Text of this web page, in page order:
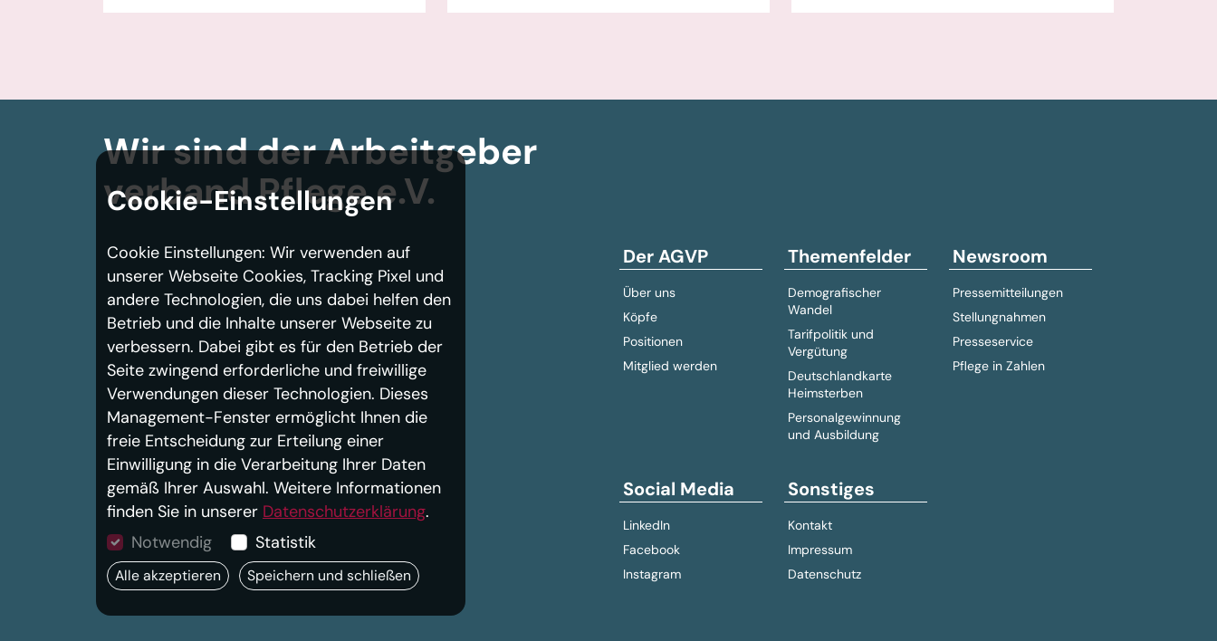
Wir sind der Arbeitgeber­
verbandPflege e.V.
Der AGVP
Über uns
Köpfe
Positionen
Mitglied werden
Themenfelder
Demografischer
Wandel
Tarifpolitik und
Vergütung
Deutschlandkarte
Heimsterben
Personalgewinnung
und Ausbildung
Newsroom
Pressemitteilungen
Stellungnahmen
Presseservice
Pflege in Zahlen
Social Media
LinkedIn
Facebook
Instagram
Sonstiges
Kontakt
Impressum
Datenschutz
Cookie-Einstellungen
Cookie Einstellungen: Wir verwenden auf
unserer Webseite Cookies, Tracking Pixel und
andere Technologien, die uns dabei helfen den
Betrieb und die Inhalte unserer Webseite zu
verbessern. Dabei gibt es für den Betrieb der
Seite zwingend erforderliche und freiwillige
Verwendungen dieser Technologien. Dieses
Management-Fenster ermöglicht Ihnen die
freie Entscheidung zur Erteilung einer
Einwilligung in die Verarbeitung Ihrer Daten
gemäß Ihrer Auswahl. Weitere Informationen
finden Sie in unserer Datenschutzerklärung.
Notwendig
Statistik
Alle akzeptieren Speichern und schließen